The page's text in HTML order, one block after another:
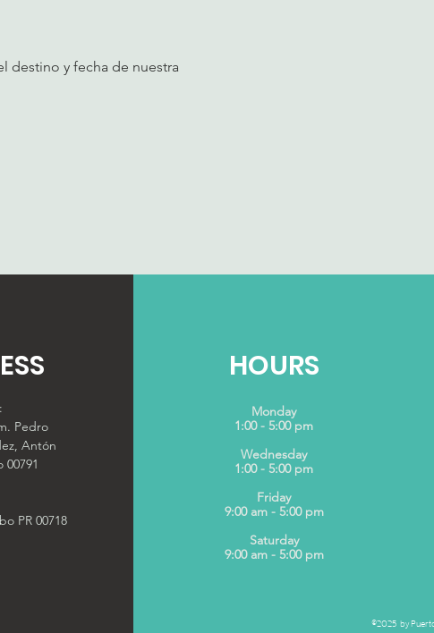
destino y fecha de nuestra
Pedro
Antón
00791
PR 00718
HOURS
Monday
1:00 - 5:00 pm
Wednesday
1:00 - 5:00 pm
Friday
9:00 am - 5:00 pm
Saturday
9:00 am - 5:00 pm
©2025 by